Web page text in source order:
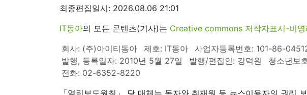
최종편집일시: 2026.08.06 21:01
IT동아의 모든 콘텐츠(기사)는 Creative commons 저작자표시-비
회사: (주)아이티동아
제호: IT동아 사업자등록번호: 101-86-
발행, 등록일자: 2010년 5월 27일
발행/편집인: 강덕원 청소년보
전화: 02-6352-8220
「열린보도원칙」 당 매체는 독자와 취재원 등 뉴스이용자의 권리